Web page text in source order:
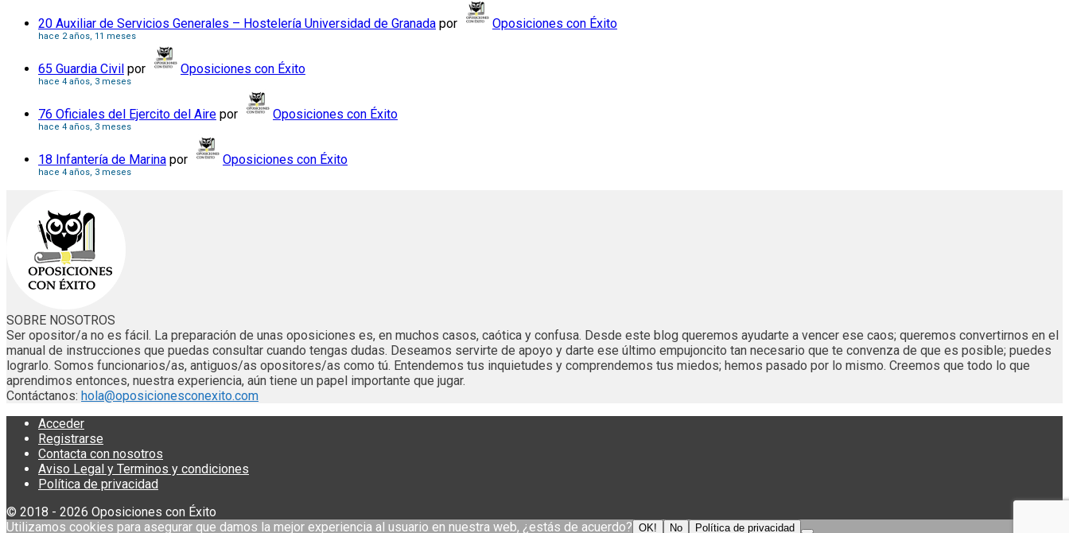
20 Auxiliar de Servicios Generales – Hostelería Universidad de Granada por Oposiciones con Éxito
hace 2 años, 11 meses
65 Guardia Civil por Oposiciones con Éxito
hace 4 años, 3 meses
76 Oficiales del Ejercito del Aire por Oposiciones con Éxito
hace 4 años, 3 meses
18 Infantería de Marina por Oposiciones con Éxito
hace 4 años, 3 meses
SOBRE NOSOTROS
Ser opositor/a no es fácil. La preparación de unas oposiciones es, en muchos casos, caótica y confusa. Desde este blog queremos ayudarte a vencer ese caos; queremos convertirnos en el
manual de instrucciones que puedas consultar cuando tengas dudas. Deseamos servirte de apoyo y darte ese último empujoncito tan necesario que te convenza de que es posible; puedes
lograrlo. Somos funcionarios/as, antiguos/as opositores/as como tú. Entendemos tus inquietudes y comprendemos tus miedos; hemos pasado por lo mismo. Creemos que todo lo que
aprendimos entonces, nuestra experiencia, aún tiene un papel importante que jugar.
Contáctanos: hola@oposicionesconexito.com
Acceder
Registrarse
Contacta con nosotros
Aviso Legal y Terminos y condiciones
Política de privacidad
© 2018 - 2026 Oposiciones con Éxito
Utilizamos cookies para asegurar que damos la mejor experiencia al usuario en nuestra web, ¿estás de acuerdo? OK! No Política de privacidad